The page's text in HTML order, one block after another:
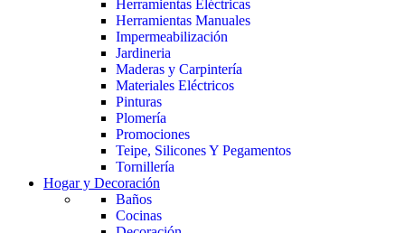
Herramientas Eléctricas
Herramientas Manuales
Impermeabilización
Jardineria
Maderas y Carpintería
Materiales Eléctricos
Pinturas
Plomería
Promociones
Teipe, Silicones Y Pegamentos
Tornillería
Hogar y Decoración
Baños
Cocinas